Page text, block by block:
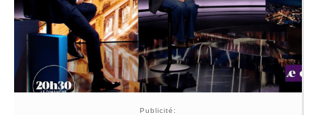
Publicité: